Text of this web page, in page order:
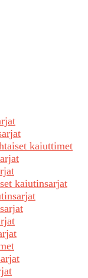
kaiuttimet
kaiutinsarjat